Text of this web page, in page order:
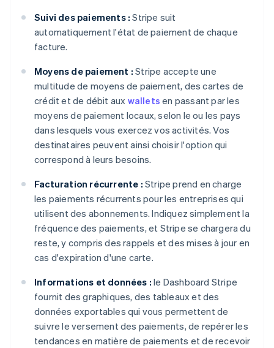
Suivi des paiements : Stripe suit
automatiquement l'état de paiement de chaque
facture.
Moyens de paiement : Stripe accepte une
multitude de moyens de paiement, des cartes de
crédit et de débit aux wallets en passant par les
moyens de paiement locaux, selon le ou les pays
dans lesquels vous exercez vos activités. Vos
destinataires peuvent ainsi choisir l'option qui
correspond à leurs besoins.
Facturation récurrente : Stripe prend en charge
les paiements récurrents pour les entreprises qui
utilisent des abonnements. Indiquez simplement la
fréquence des paiements, et Stripe se chargera du
reste, y compris des rappels et des mises à jour en
cas d'expiration d'une carte.
Informations et données : le Dashboard Stripe
fournit des graphiques, des tableaux et des
données exportables qui vous permettent de
suivre le versement des paiements, de repérer les
tendances en matière de paiements et de recevoir